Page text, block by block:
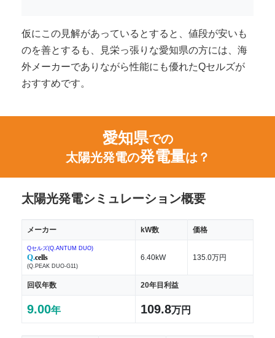
仮にこの見解があっているとすると、値段が安いも
のを善とするも、見栄っ張りな愛知県の方には、海
外メーカーでありながら性能にも優れたQセルズが
おすすめです。
愛知県での
太陽光発電の発電量は？
太陽光発電シミュレーション概要
メーカー kW数 価格
Qセルズ(Q.ANTUM DUO)
Q.cells
(Q.PEAK DUO-G11)
6.40kW 135.0万円
回収年数 20年目利益
9.00年 109.8万円